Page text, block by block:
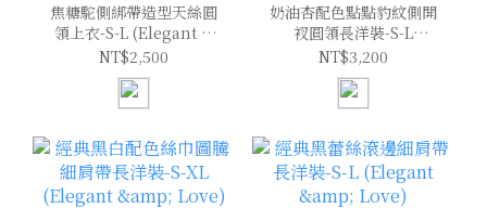
焦糖駝側綁帶造型天絲圓
領上衣-S-L (Elegant &
Love)
NT$2,500
奶油杏配色點點豹紋側開
衩圓領長洋裝-S-L
(Elegant & Love)
NT$3,200